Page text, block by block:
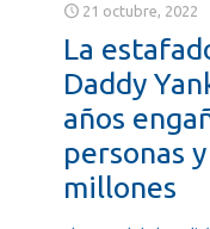
21 octubre, 2022
La
Daddy
años
personas
millones